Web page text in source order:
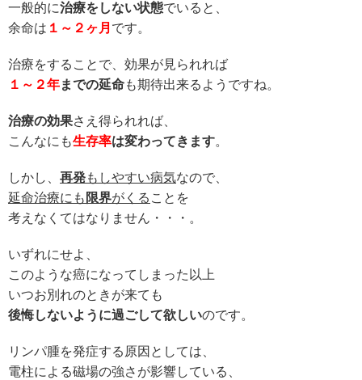
一般的に治療をしない状態でいると、
余命は １～２ヶ月 です。
治療をすることで、効果が見られれば
１～２年までの延命も期待出来るようですね。
治療の効果さえ得られれば、
こんなにも生存率は変わってきます。
しかし、 再発もしやすい病気なので、
延命治療にも 限界がくる ことを
考えなくてはなりません・・・。
いずれにせよ、
このような癌になってしまった以上
いつお別れのときが来ても
後悔しないように過ごして欲しいのです。
リンパ腫を発症する原因としては、
電柱による磁場の強さが影響している、